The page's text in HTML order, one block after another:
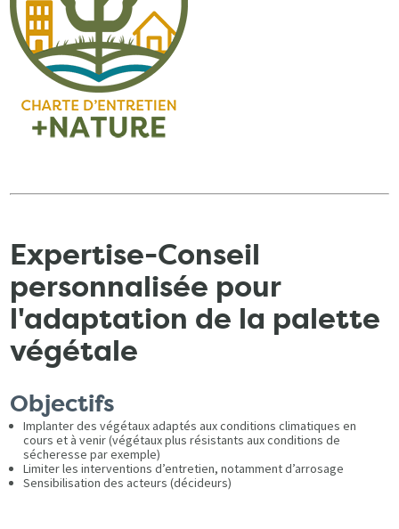
Expertise-Conseil
personnalisée pour
l'adaptation de la palette
végétale
Objectifs
Implanter des végétaux adaptés aux conditions climatiques en
cours et à venir (végétaux plus résistants aux conditions de
sécheresse par exemple)
Limiter les interventions d’entretien, notamment d’arrosage
Sensibilisation des acteurs (décideurs)